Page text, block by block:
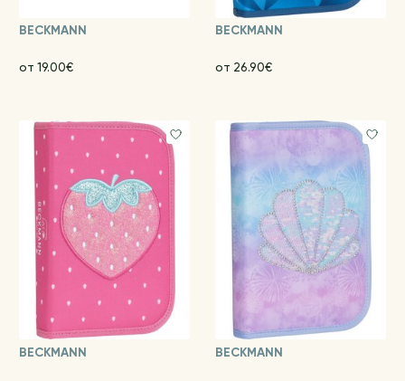
BECKMANN
от 19.00€
BECKMANN
от 26.90€
BECKMANN BECKMANN